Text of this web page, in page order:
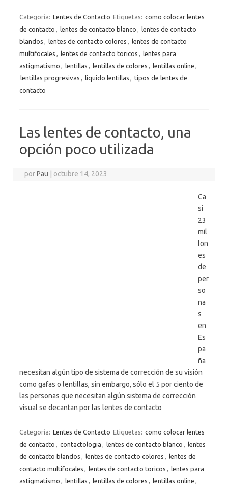
Categoría: Lentes de Contacto Etiquetas: como colocar lentes
de contacto , lentes de contacto blanco , lentes de contacto
blandos , lentes de contacto colores , lentes de contacto
multifocales , lentes de contacto toricos , lentes para
astigmatismo , lentillas , lentillas de colores , lentillas online ,
lentillas progresivas , liquido lentillas , tipos de lentes de
contacto
Las lentes de contacto, una
opción poco utilizada
porPau octubre 14, 2023
Ca
si
23
mil
lon
es
de
per
so
na
s
en
Es
pa
ña
necesitan algún tipo de sistema de corrección de su visión
como gafas o lentillas, sin embargo, sólo el 5 por ciento de
las personas que necesitan algún sistema de corrección
visual se decantan por las lentes de contacto
Categoría: Lentes de Contacto Etiquetas: como colocar lentes
de contacto , contactologia , lentes de contacto blanco , lentes
de contacto blandos , lentes de contacto colores , lentes de
contacto multifocales , lentes de contacto toricos , lentes para
astigmatismo , lentillas , lentillas de colores , lentillas online ,